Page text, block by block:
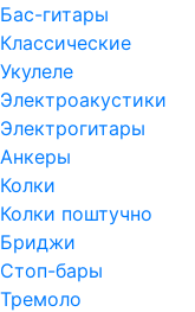
Бас-гитары
Классические
Укулеле
Электроакустики
Электрогитары
Анкеры
Колки
Колки поштучно
Бриджи
Стоп-бары
Тремоло